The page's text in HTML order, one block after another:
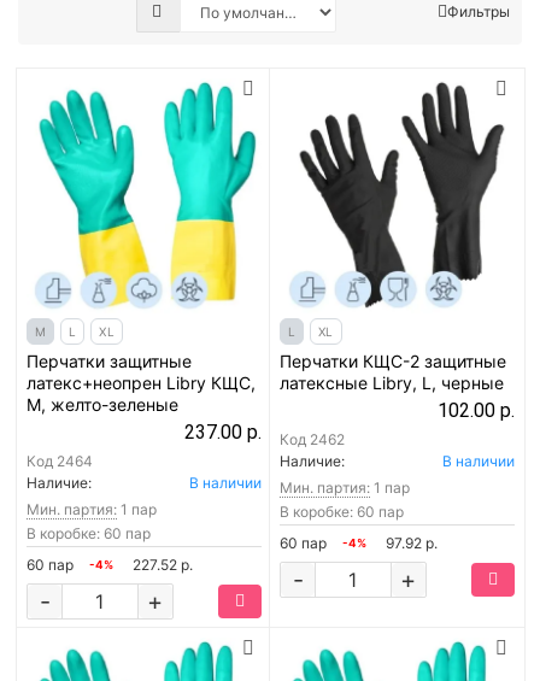
Фильтры
M L XL
Перчатки защитные
латекс+неопрен Libry КЩС,
M, желто-зеленые
237.00 р.
Код 2464
Наличие:
В наличии
Мин. партия: 1 пар
В коробке: 60 пар
60 пар
-4% 227.52 р.
+
-
L XL
Перчатки КЩС-2 защитные
латексные Libry, L, черные
102.00 р.
Код 2462
Наличие:
В наличии
Мин. партия: 1 пар
В коробке: 60 пар
60 пар
-4% 97.92 р.
+
-